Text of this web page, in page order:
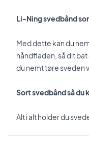
Li-Ning svedbånd
Med dette kan du
håndfladen, så dit
du nemt tøre sveden
Sort svedbånd så du
Alt i alt holder du